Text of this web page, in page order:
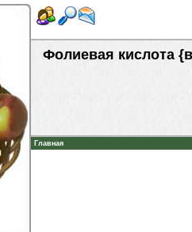
Фолиевая кислота
Главная